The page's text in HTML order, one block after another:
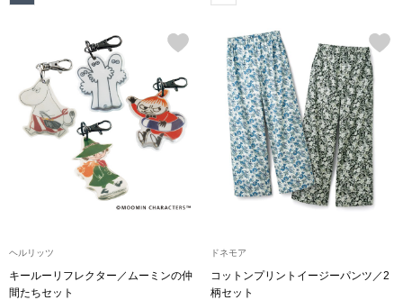
すべて見る
／チュニック
ダーウェア
ショルダーバ
ブリーフケース
クラッチバッグ
ボディバッグ
ヘルリッツ
キールーリフレクター／ムーミンの仲
間たちセット
ドネモア
コットンプリントイージーパンツ／2
柄セット